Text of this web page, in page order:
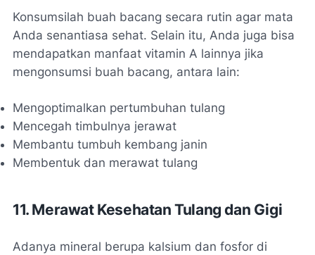
Konsumsilah buah bacang secara rutin agar mata
Anda senantiasa sehat. Selain itu, Anda juga bisa
mendapatkan manfaat vitamin A lainnya jika
mengonsumsi buah bacang, antara lain:
Mengoptimalkan pertumbuhan tulang
Mencegah timbulnya jerawat
Membantu tumbuh kembang janin
Membentuk dan merawat tulang
11. Merawat Kesehatan Tulang dan Gigi
Adanya mineral berupa kalsium dan fosfor di